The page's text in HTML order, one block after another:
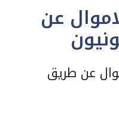
عن
عن طريق